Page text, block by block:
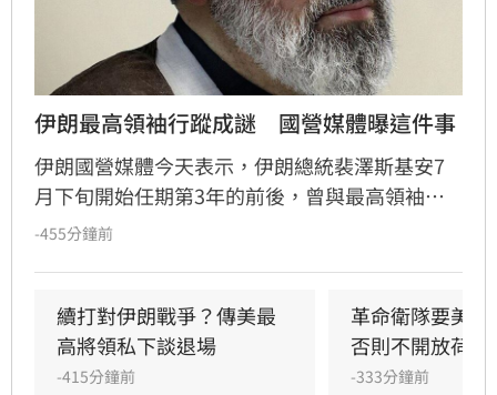
伊朗最高領袖行蹤成謎　國營媒體曝這件事
伊朗國營媒體今天表示，伊朗總統裴澤斯基安7
月下旬開始任期第3年的前後，曾與最高領袖穆
吉塔巴‧哈米尼會面。穆吉塔巴3月接替父親出
-455分鐘前
續打對伊朗戰爭？傳美最
高將領私下談退場
-415分鐘前
革命衛隊要美
否則不開放荷莫
-333分鐘前